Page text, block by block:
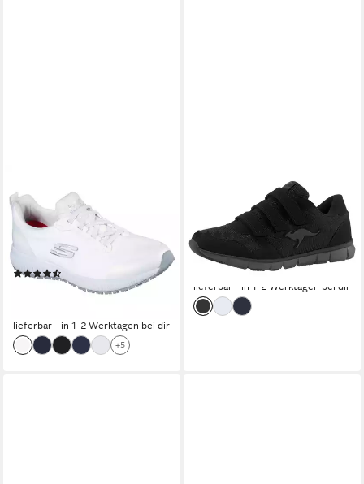
SQUAD SR Berufsschuh,
Sneaker für Gastronomie &
Pflege mit gepolstertem
Schaftrand
ab 62,91 € UVP69,95 €
lieferbar - in 1-2 Werktagen bei dir
+5
K-BlueRun 701 B Sneaker mit
Klettverschluss
(339)
ab 32,99 € 39,95 €
lieferbar - in 1-2 Werktagen bei dir